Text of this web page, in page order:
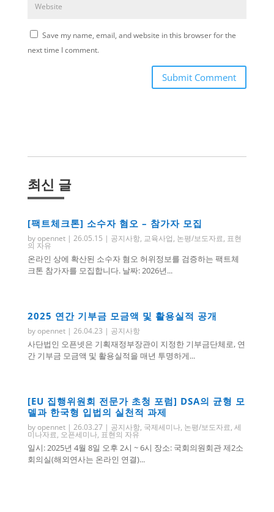
Save my name, email, and website in this browser for the
next time I comment.
Submit Comment
최신 글
[팩트체크톤] 소수자 혐오 – 참가자 모집
byopennet| 26.05.15 | 공지사항, 교육사업, 논평/보도자료, 표현
의 자유
온라인 상에 확산된 소수자 혐오 허위정보를 검증하는 팩트체
크톤 참가자를 모집합니다. 날짜: 2026년...
2025 연간 기부금 모금액 및 활용실적 공개
byopennet| 26.04.23 | 공지사항
사단법인 오픈넷은 기획재정부장관이 지정한 기부금단체로, 연
간 기부금 모금액 및 활용실적을 매년 투명하게...
[EU 집행위원회 전문가 초청 포럼] DSA의 균형 모
델과 한국형 입법의 실천적 과제
byopennet| 26.03.27| 공지사항, 국제세미나, 논평/보도자료, 세
미나자료, 오픈세미나, 표현의 자유
일시: 2025년 4월 8일 오후 2시 ~ 6시 장소: 국회의원회관 제2소
회의실(해외연사는 온라인 연결)...